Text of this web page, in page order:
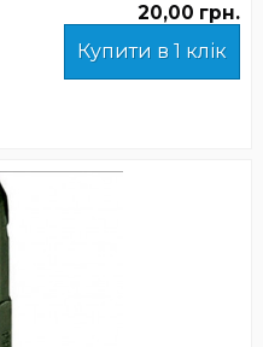
20,00 грн.
Купити в 1 клік